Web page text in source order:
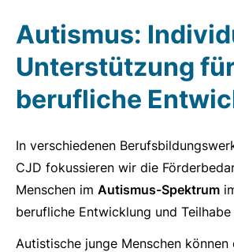
Autismus:
Unterstützung
berufliche
In verschiedenen
CJD fokussieren wir die
Menschen im Autismus-Spektrum
berufliche Entwicklung und
Autistische junge Menschen können